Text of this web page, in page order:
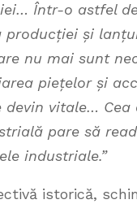
Într-o astfel
producției și
nu mai sunt
piețelor și
devin vitale…
pare să
industriale.”
istorică,